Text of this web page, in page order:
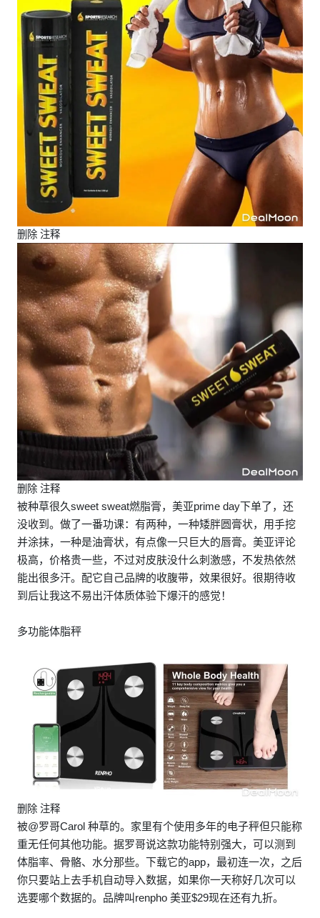
删除 注释
删除 注释
被种草很久sweet sweat燃脂膏，美亚prime day下单了，还
没收到。做了一番功课：有两种，一种矮胖圆膏状，用手挖
并涂抹，一种是油膏状，有点像一只巨大的唇膏。美亚评论
极高，价格贵一些，不过对皮肤没什么刺激感，不发热依然
能出很多汗。配它自己品牌的收腹带，效果很好。很期待收
到后让我这不易出汗体质体验下爆汗的感觉！
多功能体脂秤
删除 注释
被@罗哥Carol 种草的。家里有个使用多年的电子秤但只能称
重无任何其他功能。据罗哥说这款功能特别强大，可以测到
体脂率、骨骼、水分那些。下载它的app，最初连一次，之后
你只要站上去手机自动导入数据，如果你一天称好几次可以
选要哪个数据的。品牌叫renpho 美亚$29现在还有九折。